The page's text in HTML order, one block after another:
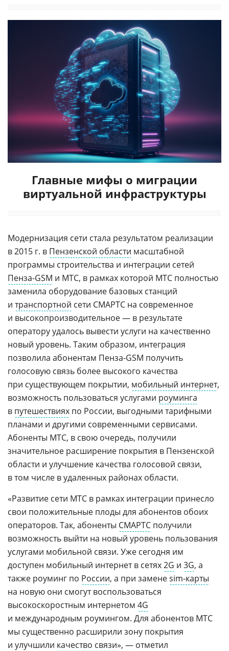
Главные мифы о миграции
виртуальной инфраструктуры
Модернизация сети стала результатом реализации
в 2015 г. в Пензенской области масштабной
программы строительства и интеграции сетей
Пенза-GSM и МТС, в рамках которой МТС полностью
заменила оборудование базовых станций
и транспортной сети СМАРТС на современное
и высокопроизводительное — в результате
оператору удалось вывести услуги на качественно
новый уровень. Таким образом, интеграция
позволила абонентам Пенза-GSM получить
голосовую связь более высокого качества
при существующем покрытии, мобильный интернет,
возможность пользоваться услугами роуминга
в путешествиях по России, выгодными тарифными
планами и другими современными сервисами.
Абоненты МТС, в свою очередь, получили
значительное расширение покрытия в Пензенской
области и улучшение качества голосовой связи,
в том числе в удаленных районах области.
«Развитие сети МТС в рамках интеграции принесло
свои положительные плоды для абонентов обоих
операторов. Так, абоненты СМАРТС получили
возможность выйти на новый уровень пользования
услугами мобильной связи. Уже сегодня им
доступен мобильный интернет в сетях2G и 3G, а
также роуминг по России, а при заменеsim-карты
на новую они смогут воспользоваться
высокоскоростным интернетом 4G
и международным роумингом. Для абонентов МТС
мы существенно расширили зону покрытия
и улучшили качество связи», — отметил